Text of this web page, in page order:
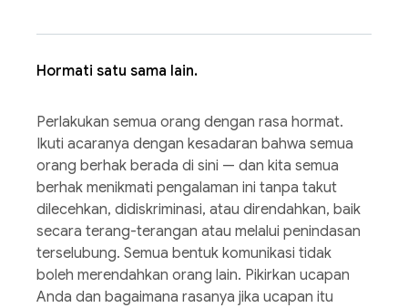
Hormati satu sama lain.
Perlakukan semua orang dengan rasa hormat.
Ikuti acaranya dengan kesadaran bahwa semua
orang berhak berada di sini — dan kita semua
berhak menikmati pengalaman ini tanpa takut
dilecehkan, didiskriminasi, atau direndahkan, baik
secara terang-terangan atau melalui penindasan
terselubung. Semua bentuk komunikasi tidak
boleh merendahkan orang lain. Pikirkan ucapan
Anda dan bagaimana rasanya jika ucapan itu